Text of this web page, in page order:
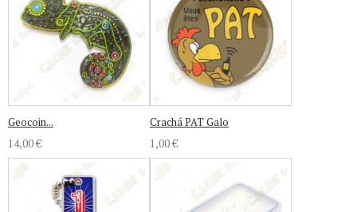
Geocoin...
14,00 €
Crachá PAT Galo
1,00 €